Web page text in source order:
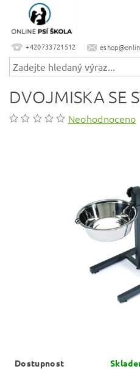
+420733721512
DVOJMISKA SE
Neohodnoceno
Dostupnost